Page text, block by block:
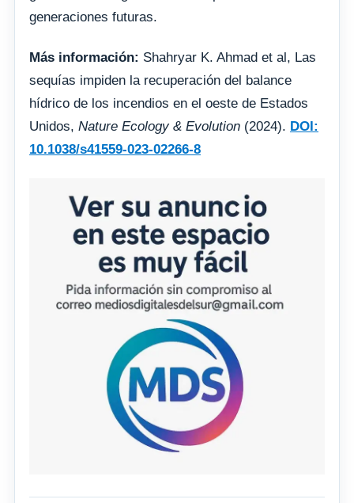
generaciones futuras.
Más información: Shahryar K. Ahmad et al, Las
sequías impiden la recuperación del balance
hídrico de los incendios en el oeste de Estados
Unidos, Nature Ecology & Evolution (2024). DOI:
10.1038/s41559-023-02266-8